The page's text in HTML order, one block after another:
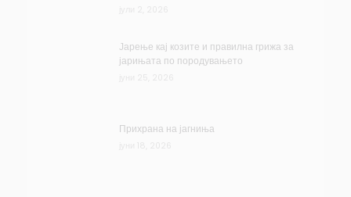
Јарење кај козите и правилна грижа за
јарињата по породувањето
Прихрана на јагниња